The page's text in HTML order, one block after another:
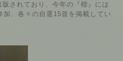
されており、今年の『楷』には
、各々の自選15首を掲載してい